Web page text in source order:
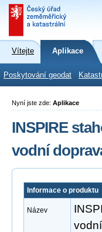
Vítejte Aplikace
Poskytování geodat
Nyní jste zde: Aplikace
INSPIRE
vodní
Informace o produktu
Název